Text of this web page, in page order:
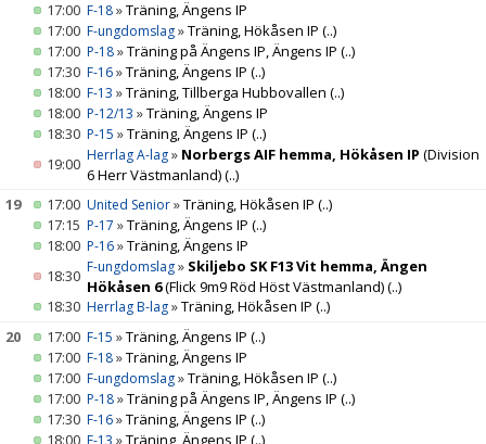
17:00 F-18»Träning, Ängens IP
17:00 F-ungdomslag»Träning, Hökåsen IP (..)
17:00 P-18»Träning på Ängens IP, Ängens IP (..)
17:30 F-16»Träning, Ängens IP (..)
18:00 F-13 »Träning, Tillberga Hubbovallen (..)
18:00 P-12/13 »Träning, Ängens IP
18:30 P-15 »Träning, Ängens IP (..)
19:00 Herrlag A-lag» Norbergs AIF hemma, Hökåsen IP (Division
6 Herr Västmanland)(..)
19
17:00 United Senior»Träning, Hökåsen IP (..)
17:15 P-17 »Träning, Ängens IP (..)
18:00 P-16»Träning, Ängens IP
18:30 F-ungdomslag» Skiljebo SK F13 Vit hemma, Ängen
Hökåsen 6(Flick 9m9 Röd Höst Västmanland)(..)
18:30 Herrlag B-lag»Träning, Hökåsen IP (..)
20
17:00 F-15 »Träning, Ängens IP (..)
17:00 F-18»Träning, Ängens IP
17:00 F-ungdomslag»Träning, Hökåsen IP (..)
17:00 P-18»Träning på Ängens IP, Ängens IP (..)
17:30 F-16»Träning, Ängens IP (..)
18:00 F-13 »Träning, Ängens IP (..)